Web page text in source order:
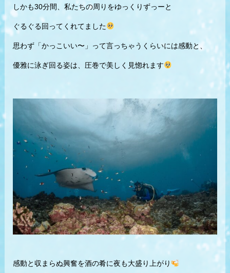
しかも30分間、私たちの周りをゆっくりずっーと
ぐるぐる回ってくれてました
思わず「かっこいい〜」って言っちゃうくらいには感動と、
優雅に泳ぎ回る姿は、圧巻で美しく見惚れます
感動と収まらぬ興奮を酒の肴に夜も大盛り上がり